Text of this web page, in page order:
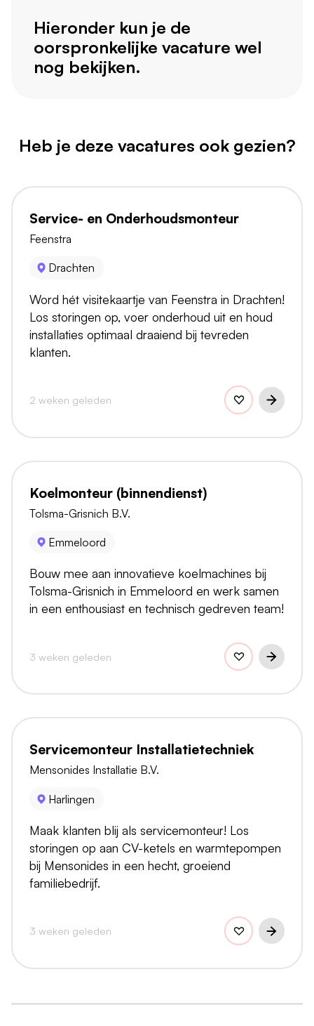
Hieronder kun je de
oorspronkelijke vacature wel
nog bekijken.
Heb je deze vacatures ook gezien?
Service- en Onderhoudsmonteur
Feenstra
Drachten
Word hét visitekaartje van Feenstra in Drachten!
Los storingen op, voer onderhoud uit en houd
installaties optimaal draaiend bij tevreden
klanten.
2 weken geleden
Koelmonteur (binnendienst)
Tolsma-Grisnich B.V.
Emmeloord
Bouw mee aan innovatieve koelmachines bij
Tolsma-Grisnich in Emmeloord en werk samen
in een enthousiast en technisch gedreven team!
3 weken geleden
Servicemonteur Installatietechniek
Mensonides Installatie B.V.
Harlingen
Maak klanten blij als servicemonteur! Los
storingen op aan CV-ketels en warmtepompen
bij Mensonides in een hecht, groeiend
familiebedrijf.
3 weken geleden